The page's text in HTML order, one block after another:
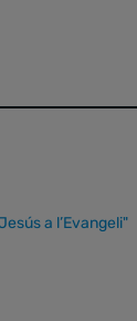
a l’Evangeli"